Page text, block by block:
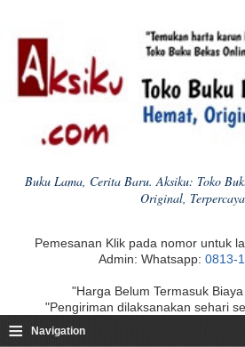
Buku Lama, Cerita Baru. Aksiku: Toko
Original,
Pemesanan Klik pada nomor untuk
Admin: Whatsapp: 0813-
"Harga Belum Termasuk
"Pengiriman dilaksanakan sehari
≡ Navigation